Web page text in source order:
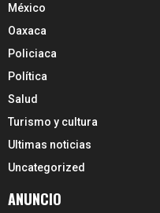
México
Oaxaca
Policiaca
Política
Salud
Turismo y cultura
Ultimas noticias
Uncategorized
ANUNCIO